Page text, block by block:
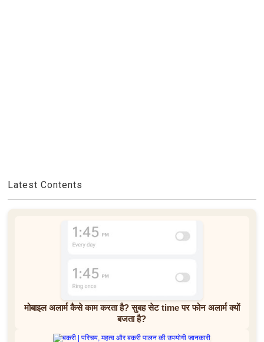
Latest Contents
मोबाइल अलार्म कैसे काम करता है? सुबह सेट time पर फोन अलार्म क्यों
बजता है?